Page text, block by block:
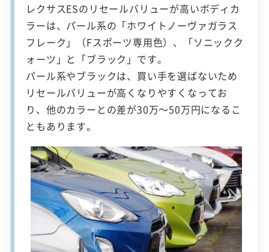
レクサスESのリセールバリューが高いボディカ
ラーは、パール系の「ホワイトノーヴァガラス
フレーク」（Fスポーツ専用色）、「ソニックク
ォーツ」と「ブラック」です。
パール系やブラックは、買い手を選ばないため
リセールバリューが高くなりやすくなってお
り、他のカラーとの差が30万～50万円になるこ
ともあります。